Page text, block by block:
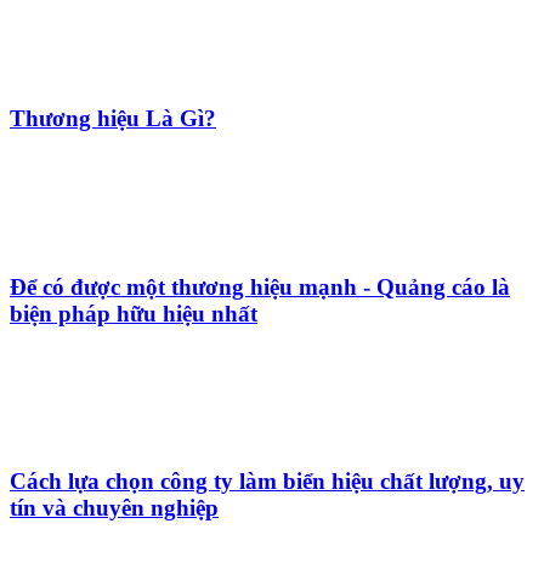
Thương hiệu Là Gì?
Để có được một thương hiệu mạnh - Quảng cáo là
biện pháp hữu hiệu nhất
Cách lựa chọn công ty làm biển hiệu chất lượng, uy
tín và chuyên nghiệp